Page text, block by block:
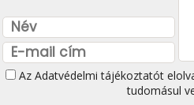
Az Adatvédelmi tájékoztatót
tudomásul